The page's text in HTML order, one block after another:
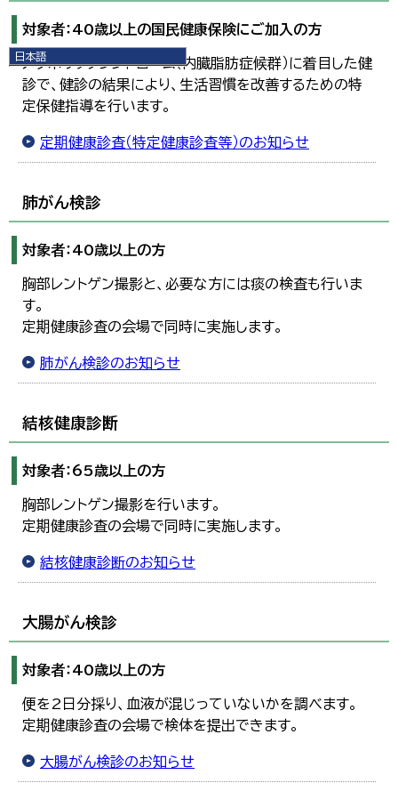
日本語
English
한국어
繁體中文
対象者：40歳以上の国民健康保険にご加入の方
メタボリックシンドローム（内臓脂肪症候群）に着目した健
診で、健診の結果により、生活習慣を改善するための特
定保健指導を行います。
定期健康診査（特定健康診査等）のお知らせ
肺がん検診
対象者：40歳以上の方
胸部レントゲン撮影と、必要な方には痰の検査も行いま
す。
定期健康診査の会場で同時に実施します。
肺がん検診のお知らせ
結核健康診断
対象者：65歳以上の方
胸部レントゲン撮影を行います。
定期健康診査の会場で同時に実施します。
結核健康診断のお知らせ
大腸がん検診
対象者：40歳以上の方
便を2日分採り、血液が混じっていないかを調べます。
定期健康診査の会場で検体を提出できます。
大腸がん検診のお知らせ